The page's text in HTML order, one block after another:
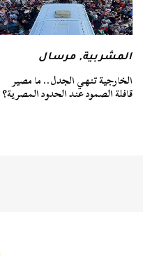
المشربية,مرسال
الخارجية تنهي الجدل.. ما مصير
قافلة الصمود عند الحدود المصرية؟